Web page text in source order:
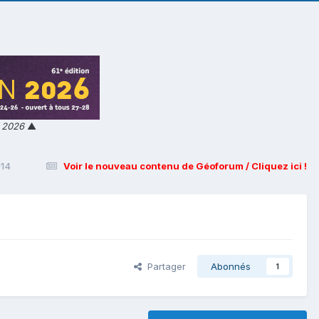
▲
Voir le nouveau contenu de Géoforum / Cliquez ici !
Partager Abonnés 1